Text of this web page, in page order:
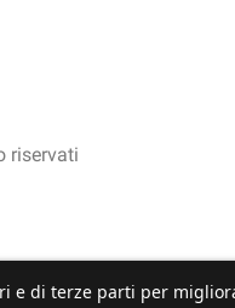
riservati
e di terze parti per